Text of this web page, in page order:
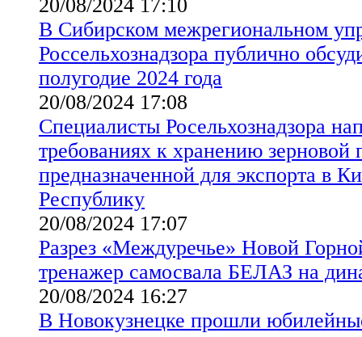
20/08/2024 17:10
В Сибирском межрегиональном
Россельхознадзора публично
полугодие 2024 года
20/08/2024 17:08
Специалисты Росельхознадзора
требованиях к хранению зерновой
предназначенной для экспорта в
Республику
20/08/2024 17:07
Разрез «Междуречье» Новой
тренажер самосвала БЕЛАЗ на
20/08/2024 16:27
В Новокузнецке прошли